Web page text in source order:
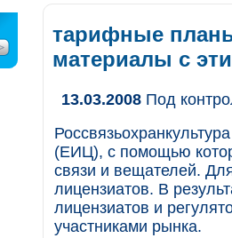
тарифные
материалы с
13.03.2008 Под
(ЕИЦ), с помощью
связи и вещателей.
лицензиатов. В
лицензиатов и
участниками рынка.